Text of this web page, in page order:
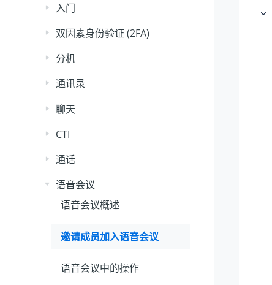
入门
双因素身份验证 (2FA)
分机
通讯录
聊天
CTI
通话
语音会议
语音会议概述
邀请成员加入语音会议
语音会议中的操作